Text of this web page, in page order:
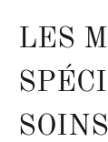
LES